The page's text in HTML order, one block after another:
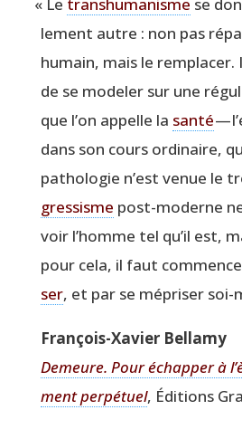
le­ment autre : non pas
humain, mais le rem­pla­cer.
de se mode­ler sur une
que l’on appelle la san­té—
dans son cours ordi­naire,
patho­lo­gie n’est venue le
gres­sisme post-moderne
voir l’homme tel qu’il est,
pour cela, il faut
ser, et par se mépri­ser soi-
Fran­çois-Xavier Bellamy
Demeure. Pour échap­per à
ment per­pé­tuel, Édi­tions